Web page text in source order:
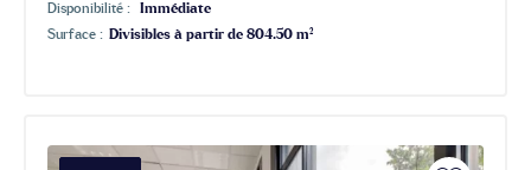
Disponibilité :
Immédiate
Surface : Divisibles à partir de 804.50 m²